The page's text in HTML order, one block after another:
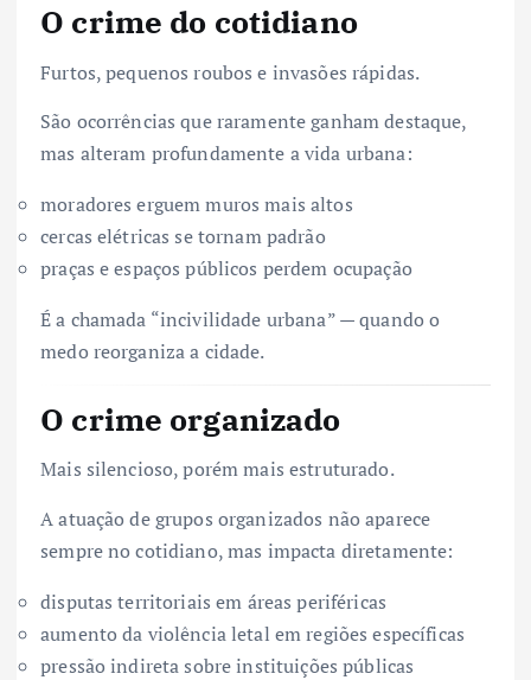
O crime do cotidiano
Furtos, pequenos roubos e invasões rápidas.
São ocorrências que raramente ganham destaque,
mas alteram profundamente a vida urbana:
moradores erguem muros mais altos
cercas elétricas se tornam padrão
praças e espaços públicos perdem ocupação
É a chamada “incivilidade urbana” — quando o
medo reorganiza a cidade.
O crime organizado
Mais silencioso, porém mais estruturado.
A atuação de grupos organizados não aparece
sempre no cotidiano, mas impacta diretamente:
disputas territoriais em áreas periféricas
aumento da violência letal em regiões específicas
pressão indireta sobre instituições públicas